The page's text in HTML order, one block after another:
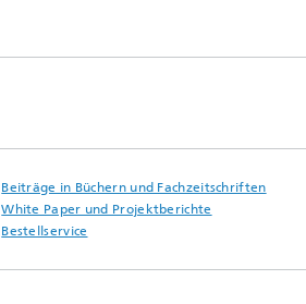
Beiträge in Büchern und Fachzeitschriften
White Paper und Projektberichte
Bestellservice